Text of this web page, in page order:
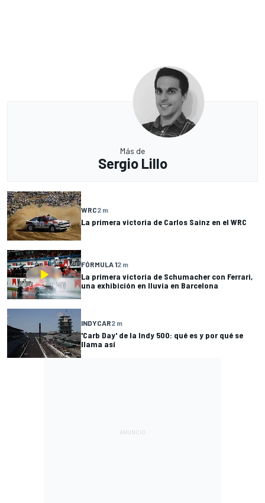
Más de
Sergio Lillo
WRC2 m
La primera victoria de Carlos Sainz en el WRC
FÓRMULA 12 m
La primera victoria de Schumacher con Ferrari,
una exhibición en lluvia en Barcelona
INDYCAR2 m
'Carb Day' de la Indy 500: qué es y por qué se
llama así